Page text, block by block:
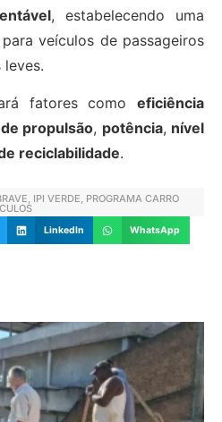
, estabelecendo uma
para veículos de passageiros
leves.
fatores como eficiência
propulsão, potência, nível
reciclabilidade.
, IPI VERDE, PROGRAMA CARRO
LinkedIn WhatsApp